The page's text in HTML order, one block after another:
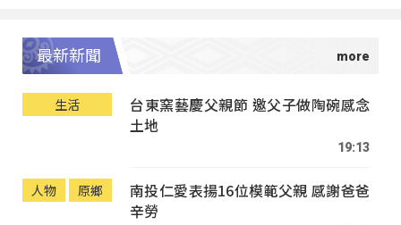
最新新聞
生活
台東窯藝慶父親節 邀父子做陶碗感念
土地
19:13
人物 原鄉
南投仁愛表揚16位模範父親 感謝爸爸
辛勞